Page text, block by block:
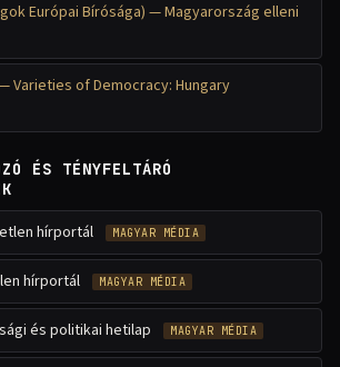
Európai Bírósága) — Magyarország elleni
Varieties of Democracy: Hungary
ÉS TÉNYFELTÁRÓ
hírportál MAGYAR MÉDIA
hírportál MAGYAR MÉDIA
és politikai hetilap MAGYAR MÉDIA